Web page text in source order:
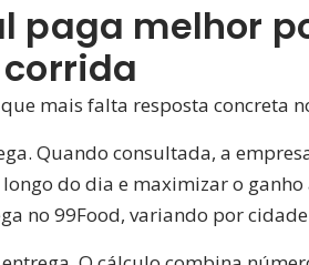
paga melhor
mais falta resposta concreta
Quando consultada, a
do dia e maximizar o
no 99Food, variando por